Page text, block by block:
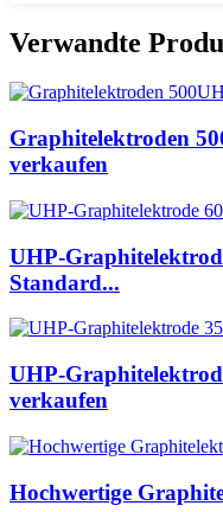
Verwandte
Graphitelektroden
verkaufen
UHP-
Standard...
UHP-
verkaufen
Hochwertige